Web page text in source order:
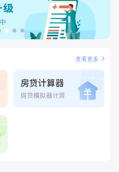
成功预约了心脏病套餐
查看更多